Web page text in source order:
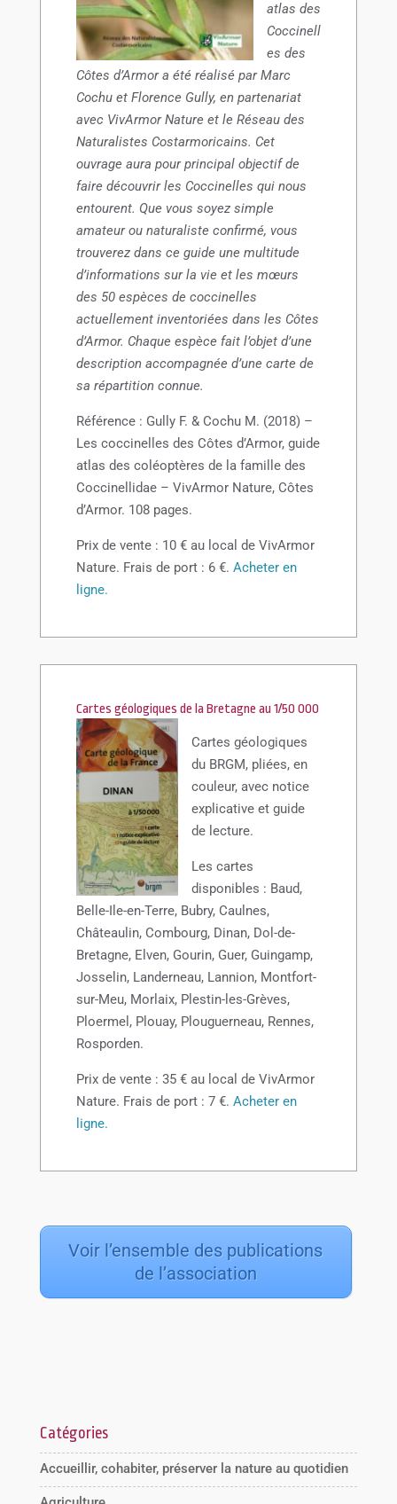
atlas des
Coccinell
es des
Côtes d’Armor a été réalisé par Marc
Cochu et Florence Gully, en partenariat
avec VivArmor Nature et le Réseau des
Naturalistes Costarmoricains. Cet
ouvrage aura pour principal objectif de
faire découvrir les Coccinelles qui nous
entourent. Que vous soyez simple
amateur ou naturaliste confirmé, vous
trouverez dans ce guide une multitude
d’informations sur la vie et les mœurs
des 50 espèces de coccinelles
actuellement inventoriées dans les Côtes
d’Armor. Chaque espèce fait l’objet d’une
description accompagnée d’une carte de
sa répartition connue.
Référence : Gully F. & Cochu M. (2018) –
Les coccinelles des Côtes d’Armor, guide
atlas des coléoptères de la famille des
Coccinellidae – VivArmor Nature, Côtes
d’Armor. 108 pages.
Prix de vente : 10 € au local de VivArmor
Nature. Frais de port : 6 €. Acheter en
ligne.
Cartes géologiques de la Bretagne au 1/50 000
Cartes géologiques
du BRGM, pliées, en
couleur, avec notice
explicative et guide
de lecture.
Les cartes
disponibles : Baud,
Belle-Ile-en-Terre, Bubry, Caulnes,
Châteaulin, Combourg, Dinan, Dol-de-
Bretagne, Elven, Gourin, Guer, Guingamp,
Josselin, Landerneau, Lannion, Montfort-
sur-Meu, Morlaix, Plestin-les-Grèves,
Ploermel, Plouay, Plouguerneau, Rennes,
Rosporden.
Prix de vente : 35 € au local de VivArmor
Nature. Frais de port : 7 €. Acheter en
ligne.
Voir l’ensemble des publications
de l’association
Catégories
Accueillir, cohabiter, préserver la nature au quotidien